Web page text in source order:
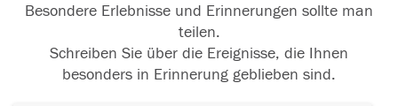
Besondere Erlebnisse und Erinnerungen sollte man
teilen.
Schreiben Sie über die Ereignisse, die Ihnen
besonders in Erinnerung geblieben sind.